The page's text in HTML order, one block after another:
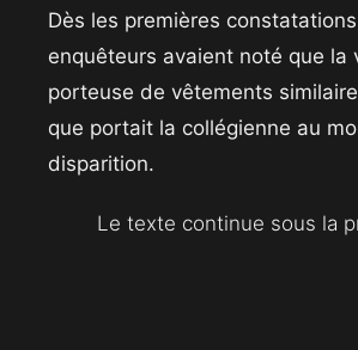
Dès les premières
enquêteurs avaient noté que la
porteuse de vêtements
que portait la collégienne au
disparition.
Le texte continue sous la